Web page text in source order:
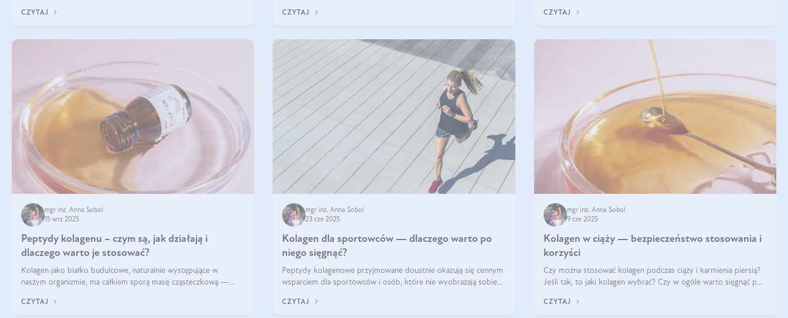
sprawdza się kolagen rybi, a dla wspierania stawów — kolagen
CZYTAJ CZYTAJ
zewnętrzny prezentował się zdrowo i atrakcyjnie. Stosowanie
CZYTAJ
mgr inż. Anna Sobol
15 wrz 2025
Peptydy kolagenu – czym są, jak działają i
dlaczego warto je stosować?
Kolagen jako białko budulcowe, naturalnie występujące w
naszym organizmie, ma całkiem sporą masę cząsteczkową —
formie, byłby trudno strawialny. Aby był lepiej przyswajalny i
CZYTAJ
mgr inż. Anna Sobol
23 cze 2025
Kolagen dla sportowców — dlaczego warto po
niego sięgnąć?
Peptydy kolagenowe przyjmowane doustnie okazują się cennym
wsparciem dla sportowców i osób, które nie wyobrażają sobie
CZYTAJ
mgr inż. Anna Sobol
9 cze 2025
Kolagen w ciąży — bezpieczeństwo stosowania i
korzyści
Czy można stosować kolagen podczas ciąży i karmienia piersią?
Jeśli tak, to jaki kolagen wybrać? Czy w ogóle warto sięgnąć po
CZYTAJ